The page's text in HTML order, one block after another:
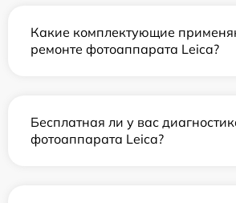
Какие комплектующие
ремонте фотоаппарата Leica?
Бесплатная ли у вас
фотоаппарата Leica?